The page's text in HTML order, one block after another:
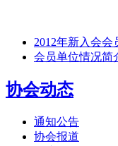
2012年新入会会
会员单位情况简
协会动态
通知公告
协会报道